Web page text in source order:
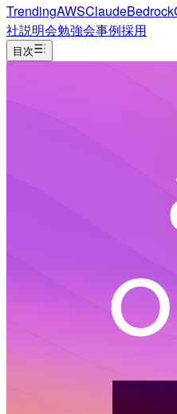
TrendingAWSClaudeBedrock
社説明会勉強会事例採用
目次